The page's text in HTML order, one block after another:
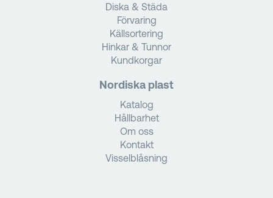
Diska & Städa
Förvaring
Källsortering
Hinkar & Tunnor
Kundkorgar
Nordiska plast
Katalog
Hållbarhet
Om oss
Kontakt
Visselblåsning